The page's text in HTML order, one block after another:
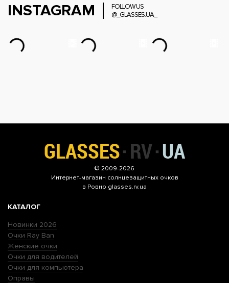
INSTAGRAM
FOLLOW US
@_GLASSES.UA_
© 2009-2026
Интернет-магазин солнцезащитных очков
в Ровно glasses.rv.ua
КАТАЛОГ
Новинки 2026
Очки Ray Ban
Женские очки
Очки для водителей
Очки для компьютера
Оправы